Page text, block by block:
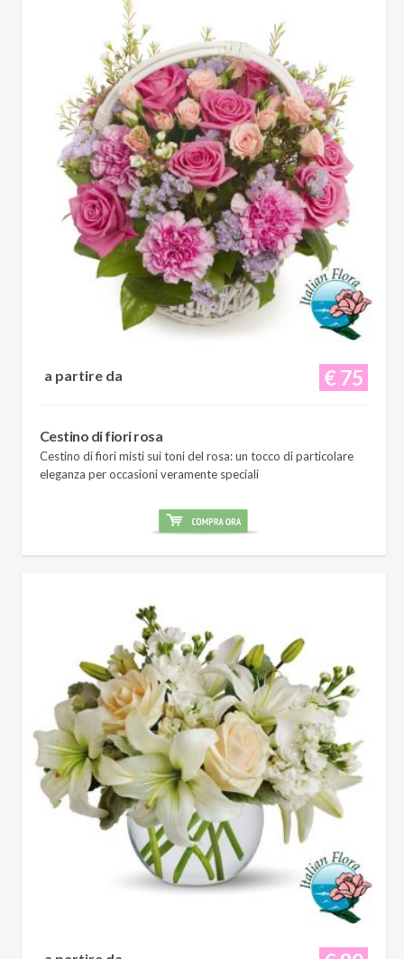
€ 75
a partire da
Cestino di fiori rosa
Cestino di fiori misti sui toni del rosa: un tocco di particolare
eleganza per occasioni veramente speciali